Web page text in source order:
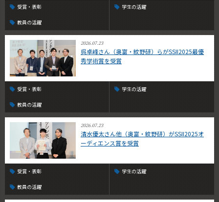
受賞・表彰 学生の活躍
教員の活躍
2026.07.23
呉卓峰さん（奥富・紋野研）らがSSII2025最優
秀学術賞を受賞
受賞・表彰 学生の活躍
教員の活躍
2026.07.23
清水優太さん他（奥富・紋野研）がSSII2025オ
ーディエンス賞を受賞
受賞・表彰 学生の活躍
教員の活躍